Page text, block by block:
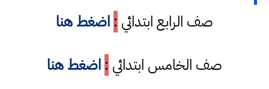
صف الرابع ابتدائي : اضغط هنا
صف الخامس ابتدائي : اضغط هنا